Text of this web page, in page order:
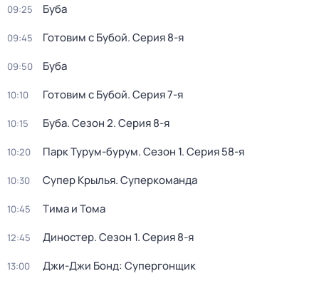
09:25 Буба
09:45 Готовим с Бубой. Серия 8-я
09:50 Буба
10:10 Готовим с Бубой. Серия 7-я
10:15 Буба. Сезон 2. Серия 8-я
10:20 Парк Турум-бурум. Сезон 1. Серия 58-я
10:30 Супер Крылья. Суперкоманда
10:45 Тима и Тома
12:45 Диностер. Сезон 1. Серия 8-я
13:00 Джи-Джи Бонд: Супергонщик